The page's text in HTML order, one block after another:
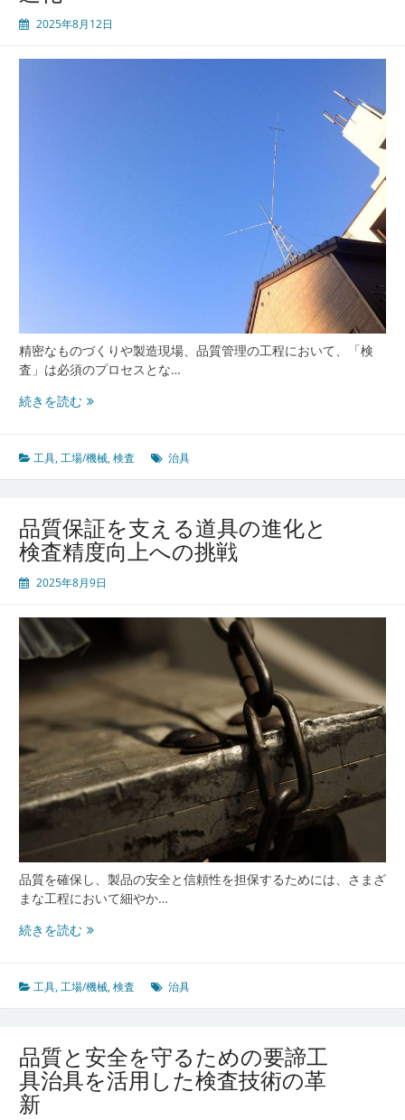
の
化
の
現
場
2025年8月12日
精密なものづくりや製造現場、品質管理の工程において、「検
査」は必須のプロセスとな…
続きを読むも
く
り
場
を
支
る
査
と
工
具
が
生
み
出
品
保
証
進
工具,工場/機械,検査 治具
品質保証を支える道具の進化と
検査精度向上への挑戦
2025年8月9日
品質を確保し、製品の安全と信頼性を担保するためには、さまざ
まな工程において細やか…
続きを読む品
証
を
え
る
道
工具,工場/機械,検査 治具
品質と安全を守るための要諦工
具治具を活用した検査技術の革
新